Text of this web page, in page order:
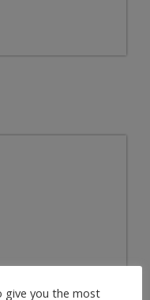
give you the most